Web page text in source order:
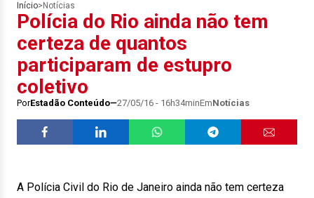
Início> Notícias
Polícia do Rio ainda não tem
certeza de quantos
participaram de estupro
coletivo
PorEstadão Conteúdo 27/05/16 - 16h34minEmNotícias
A Polícia Civil do Rio de Janeiro ainda não tem certeza